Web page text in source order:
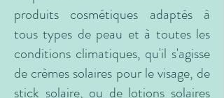
produits cosmétiques adaptés à
tous types de peau et à toutes les
conditions climatiques, qu'il s'agisse
de crèmes solaires pour le visage, de
stick solaire, ou de lotions solaires